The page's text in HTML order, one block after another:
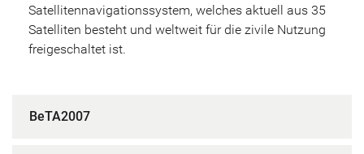
Satellitennavigationssystem, welches aktuell aus 35
Satelliten besteht und weltweit für die zivile Nutzung
freigeschaltet ist.
BeTA2007